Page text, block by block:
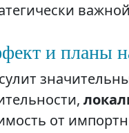
и планы
от